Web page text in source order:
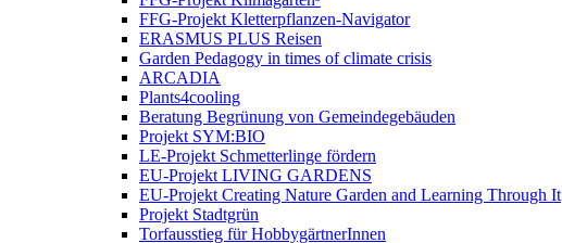
FFG-Projekt Kletterpflanzen-Navigator
ERASMUS PLUS Reisen
Garden Pedagogy in times of climate crisis
ARCADIA
Plants4cooling
Beratung Begrünung von Gemeindegebäuden
Projekt SYM:BIO
LE-Projekt Schmetterlinge fördern
EU-Projekt LIVING GARDENS
EU-Projekt Creating Nature Garden and Learning Through It
Projekt Stadtgrün
Torfausstieg für HobbygärtnerInnen